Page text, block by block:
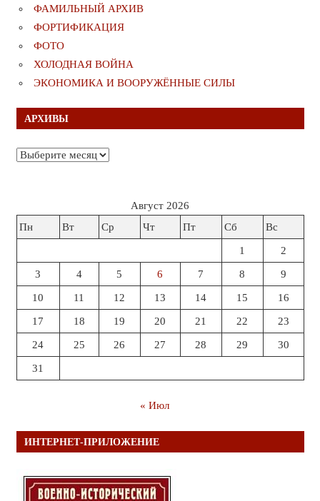
ФАМИЛЬНЫЙ АРХИВ
ФОРТИФИКАЦИЯ
ФОТО
ХОЛОДНАЯ ВОЙНА
ЭКОНОМИКА И ВООРУЖЁННЫЕ СИЛЫ
АРХИВЫ
Архивы
Август 2026
Пн
Вт Ср Чт Пт Сб Вс
1 2
3 4 5 6 7 8 9
10 11 12 13 14 15 16
17 18 19 20 21 22 23
24 25 26 27 28 29 30
31
« Июл
ИНТЕРНЕТ-ПРИЛОЖЕНИЕ